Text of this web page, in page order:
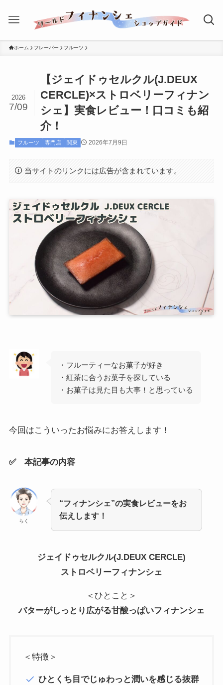
ホーム フレーバー フルーツ
【ジェイドゥセルクル(J.DEUX
CERCLE)×ストロベリーフィナン
シェ】実食レビュー！口コミも紹
介！
2026
7/09
フルーツ 専門店 関東 2026年7月9日
当サイトのリンクには広告が含まれています。
・フルーティーなお菓子が好き
・紅茶に合うお菓子を探している
・お菓子は見た目も大事！と思っている
今回はこういったお悩みにお答えします！
✅ 本記事の内容
らく
“フィナンシェ”の実食レビューをお
伝えします！
ジェイドゥセルクル(J.DEUX CERCLE)
ストロベリーフィナンシェ
＜ひとこと＞
バターがしっとり広がる甘酸っぱいフィナンシェ
＜特徴＞
ひとくち目でじゅわっと潤いを感じる抜群